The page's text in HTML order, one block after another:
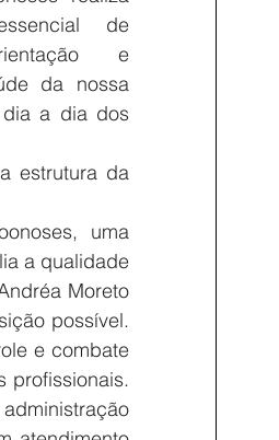
de
e
da nossa
dia a dia dos
estrutura da
uma
a qualidade
Moreto
possível.
e combate
profissionais.